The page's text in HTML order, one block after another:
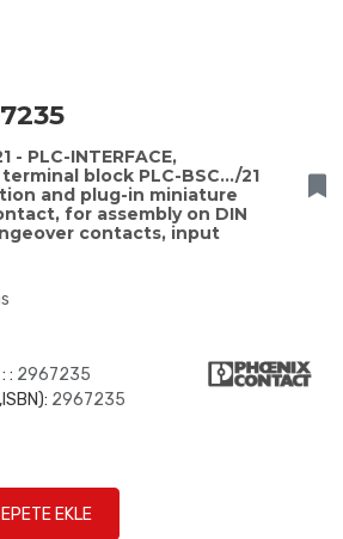
- PLC-INTERFACE,
block PLC-BSC.../21
and plug-in miniature
for assembly on DIN
contacts, input
: 2967235
2967235